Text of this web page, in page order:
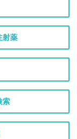
射薬
索